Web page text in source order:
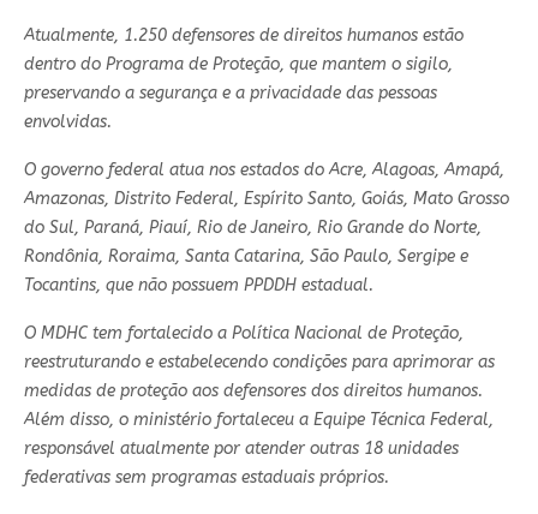
Atualmente, 1.250 defensores de direitos humanos estão
dentro do Programa de Proteção, que mantem o sigilo,
preservando a segurança e a privacidade das pessoas
envolvidas.
O governo federal atua nos estados do Acre, Alagoas, Amapá,
Amazonas, Distrito Federal, Espírito Santo, Goiás, Mato Grosso
do Sul, Paraná, Piauí, Rio de Janeiro, Rio Grande do Norte,
Rondônia, Roraima, Santa Catarina, São Paulo, Sergipe e
Tocantins, que não possuem PPDDH estadual.
O MDHC tem fortalecido a Política Nacional de Proteção,
reestruturando e estabelecendo condições para aprimorar as
medidas de proteção aos defensores dos direitos humanos.
Além disso, o ministério fortaleceu a Equipe Técnica Federal,
responsável atualmente por atender outras 18 unidades
federativas sem programas estaduais próprios.